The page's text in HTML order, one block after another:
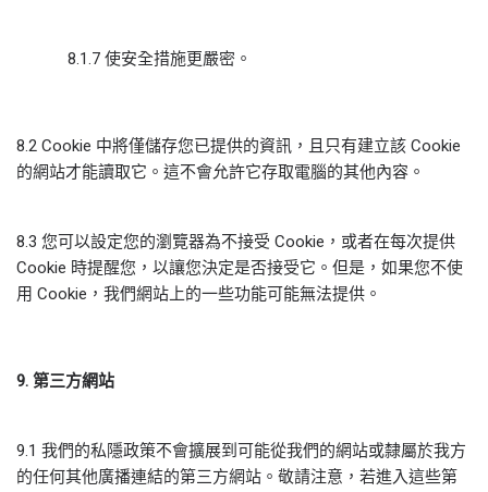
8.1.7 使安全措施更嚴密。
8.2 Cookie 中將僅儲存您已提供的資訊，且只有建立該 Cookie
的網站才能讀取它。這不會允許它存取電腦的其他內容。
8.3 您可以設定您的瀏覽器為不接受 Cookie，或者在每次提供
Cookie 時提醒您，以讓您決定是否接受它。但是，如果您不使
用 Cookie，我們網站上的一些功能可能無法提供。
9. 第三方網站
9.1 我們的私隱政策不會擴展到可能從我們的網站或隸屬於我方
的任何其他廣播連結的第三方網站。敬請注意，若進入這些第